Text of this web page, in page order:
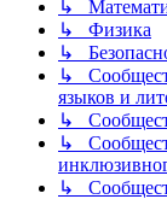
↳
↳ Физика
↳
↳
языков и
↳
↳
↳